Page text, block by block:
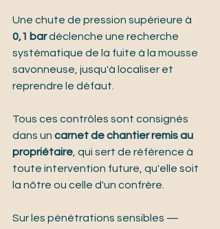
Une chute de pression supérieure à
0,1 bar déclenche une recherche
systématique de la fuite à la mousse
savonneuse, jusqu'à localiser et
reprendre le défaut.
Tous ces contrôles sont consignés
dans un carnet de chantier remis au
propriétaire, qui sert de référence à
toute intervention future, qu'elle soit
la nôtre ou celle d'un confrère.
Sur les pénétrations sensibles —